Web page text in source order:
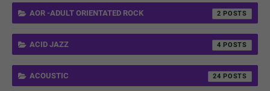
AOR -ADULT ORIENTATED ROCK 2
ACID JAZZ 4
ACOUSTIC 24